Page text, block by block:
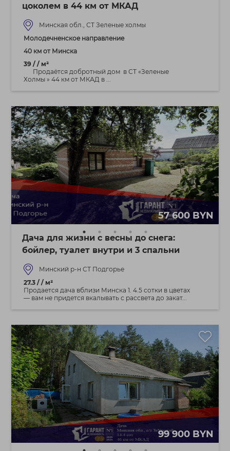
цоколем в 44 км от МКАД
Минская обл., СТ Зеленые холмы
Молодечненское направление
40 км от Минска
39 / / м²
Продаётся добротный дом в СТ «Зеленые
Холмы » 44 км от МКАД в ...
57 600 BYN
Дача для жизни с весны до снега:
бойлер, туалет внутри и 3 спальни
Минский р-н СТ Подгорье
27.3 / / м²
Продается дача вблизи Минска 1. 4.5 сотки в цветах
— вам не придется вкалывать с рассвета до закат...
99 900 BYN